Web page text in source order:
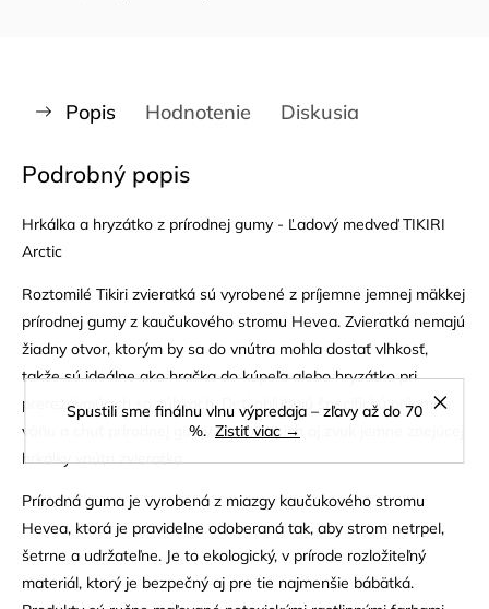
Spustili sme finálnu vlnu výpredaja – zľavy až do 70
%. Zistiť viac →
Popis Hodnotenie Diskusia
Podrobný popis
Hrkálka a hryzátko z prírodnej gumy - Ľadový medveď TIKIRI
Arctic
Roztomilé Tikiri zvieratká sú vyrobené z príjemne jemnej mäkkej
prírodnej gumy z kaučukového stromu Hevea. Zvieratká nemajú
žiadny otvor, ktorým by sa do vnútra mohla dostať vlhkosť,
takže sú ideálne ako hračka do kúpeľa alebo hryzátko pri
prerezávajúcich sa zúbkoch. Deti obľubujú špecifickú príjemnú
vôňu a chuť prírodnej gumy a zaujme ich aj zvuk jemne znejúcej
hrkálky vnútri zvieratka.
Prírodná guma je vyrobená z miazgy kaučukového stromu
Hevea, ktorá je pravidelne odoberaná tak, aby strom netrpel,
šetrne a udržateľne. Je to ekologický, v prírode rozložiteľný
materiál, ktorý je bezpečný aj pre tie najmenšie bábätká.